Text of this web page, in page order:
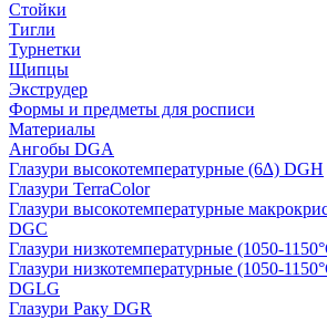
Стойки
Тигли
Турнетки
Щипцы
Экструдер
Формы и предметы для росписи
Материалы
Ангобы DGA
Глазури высокотемпературные (6∆) DGH
Глазури TerraColor
Глазури высокотемпературные
DGC
Глазури низкотемпературные (1050-
Глазури низкотемпературные (1050-
DGLG
Глазури Раку DGR